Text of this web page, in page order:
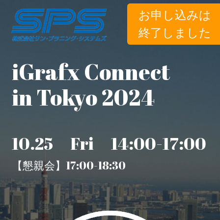
お申し込みは
終了しました
iGrafx Connect
in Tokyo 2024
10.25 Fri 14:00-17:00
【懇親会】17:00-18:30